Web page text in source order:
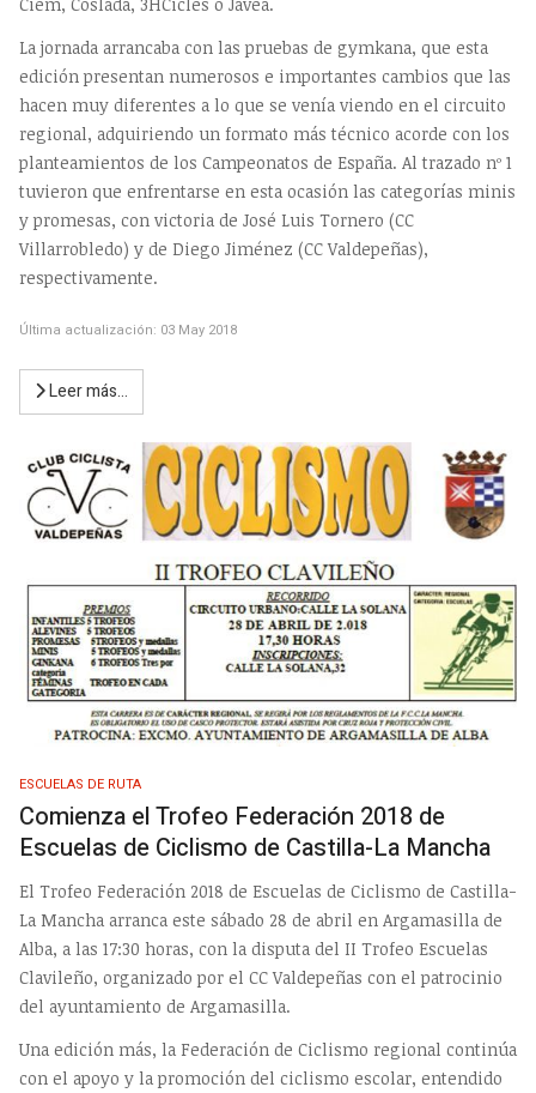
Ciem, Coslada, 3HCicles o Javea.
La jornada arrancaba con las pruebas de gymkana, que esta
edición presentan numerosos e importantes cambios que las
hacen muy diferentes a lo que se venía viendo en el circuito
regional, adquiriendo un formato más técnico acorde con los
planteamientos de los Campeonatos de España. Al trazado nº 1
tuvieron que enfrentarse en esta ocasión las categorías minis
y promesas, con victoria de José Luis Tornero (CC
Villarrobledo) y de Diego Jiménez (CC Valdepeñas),
respectivamente.
Última actualización: 03 May 2018
Leer más…
ESCUELAS DE RUTA
Comienza el Trofeo Federación 2018 de
Escuelas de Ciclismo de Castilla-La Mancha
El Trofeo Federación 2018 de Escuelas de Ciclismo de Castilla-
La Mancha arranca este sábado 28 de abril en Argamasilla de
Alba, a las 17:30 horas, con la disputa del II Trofeo Escuelas
Clavileño, organizado por el CC Valdepeñas con el patrocinio
del ayuntamiento de Argamasilla.
Una edición más, la Federación de Ciclismo regional continúa
con el apoyo y la promoción del ciclismo escolar, entendido